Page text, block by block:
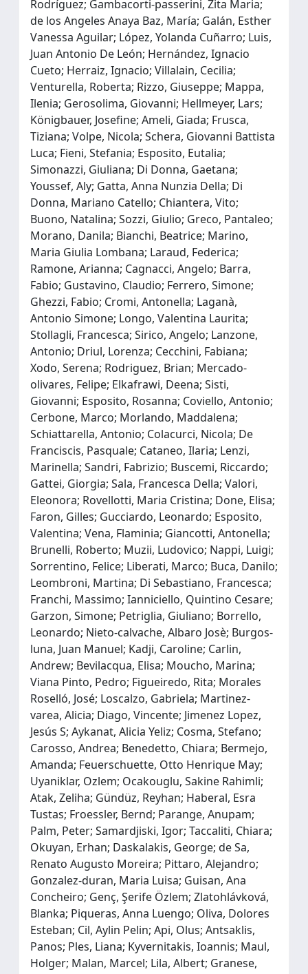
Rodríguez; Gambacorti‐passerini, Zita Maria;
de los Angeles Anaya Baz, María; Galán, Esther
Vanessa Aguilar; López, Yolanda Cuñarro; Luis,
Juan Antonio De León; Hernández, Ignacio
Cueto; Herraiz, Ignacio; Villalain, Cecilia;
Venturella, Roberta; Rizzo, Giuseppe; Mappa,
Ilenia; Gerosolima, Giovanni; Hellmeyer, Lars;
Königbauer, Josefine; Ameli, Giada; Frusca,
Tiziana; Volpe, Nicola; Schera, Giovanni Battista
Luca; Fieni, Stefania; Esposito, Eutalia;
Simonazzi, Giuliana; Di Donna, Gaetana;
Youssef, Aly; Gatta, Anna Nunzia Della; Di
Donna, Mariano Catello; Chiantera, Vito;
Buono, Natalina; Sozzi, Giulio; Greco, Pantaleo;
Morano, Danila; Bianchi, Beatrice; Marino,
Maria Giulia Lombana; Laraud, Federica;
Ramone, Arianna; Cagnacci, Angelo; Barra,
Fabio; Gustavino, Claudio; Ferrero, Simone;
Ghezzi, Fabio; Cromi, Antonella; Laganà,
Antonio Simone; Longo, Valentina Laurita;
Stollagli, Francesca; Sirico, Angelo; Lanzone,
Antonio; Driul, Lorenza; Cecchini, Fabiana;
Xodo, Serena; Rodriguez, Brian; Mercado‐
olivares, Felipe; Elkafrawi, Deena; Sisti,
Giovanni; Esposito, Rosanna; Coviello, Antonio;
Cerbone, Marco; Morlando, Maddalena;
Schiattarella, Antonio; Colacurci, Nicola; De
Franciscis, Pasquale; Cataneo, Ilaria; Lenzi,
Marinella; Sandri, Fabrizio; Buscemi, Riccardo;
Gattei, Giorgia; Sala, Francesca Della; Valori,
Eleonora; Rovellotti, Maria Cristina; Done, Elisa;
Faron, Gilles; Gucciardo, Leonardo; Esposito,
Valentina; Vena, Flaminia; Giancotti, Antonella;
Brunelli, Roberto; Muzii, Ludovico; Nappi, Luigi;
Sorrentino, Felice; Liberati, Marco; Buca, Danilo;
Leombroni, Martina; Di Sebastiano, Francesca;
Franchi, Massimo; Ianniciello, Quintino Cesare;
Garzon, Simone; Petriglia, Giuliano; Borrello,
Leonardo; Nieto‐calvache, Albaro Josè; Burgos‐
luna, Juan Manuel; Kadji, Caroline; Carlin,
Andrew; Bevilacqua, Elisa; Moucho, Marina;
Viana Pinto, Pedro; Figueiredo, Rita; Morales
Roselló, José; Loscalzo, Gabriela; Martinez‐
varea, Alicia; Diago, Vincente; Jimenez Lopez,
Jesús S; Aykanat, Alicia Yeliz; Cosma, Stefano;
Carosso, Andrea; Benedetto, Chiara; Bermejo,
Amanda; Feuerschuette, Otto Henrique May;
Uyaniklar, Ozlem; Ocakouglu, Sakine Rahimli;
Atak, Zeliha; Gündüz, Reyhan; Haberal, Esra
Tustas; Froessler, Bernd; Parange, Anupam;
Palm, Peter; Samardjiski, Igor; Taccaliti, Chiara;
Okuyan, Erhan; Daskalakis, George; de Sa,
Renato Augusto Moreira; Pittaro, Alejandro;
Gonzalez‐duran, Maria Luisa; Guisan, Ana
Concheiro; Genç, Şerife Özlem; Zlatohlávková,
Blanka; Piqueras, Anna Luengo; Oliva, Dolores
Esteban; Cil, Aylin Pelin; Api, Olus; Antsaklis,
Panos; Ples, Liana; Kyvernitakis, Ioannis; Maul,
Holger; Malan, Marcel; Lila, Albert; Granese,